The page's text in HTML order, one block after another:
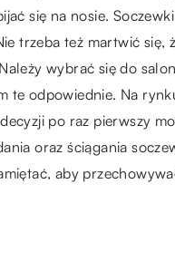
się na nosie.
trzeba też martwić
wybrać się do
te odpowiednie. Na
po raz pierwszy
oraz ściągania
aby